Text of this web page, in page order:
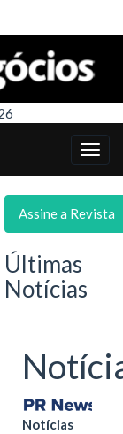
Assine a Revista
Últimas
Notícias
Notícias